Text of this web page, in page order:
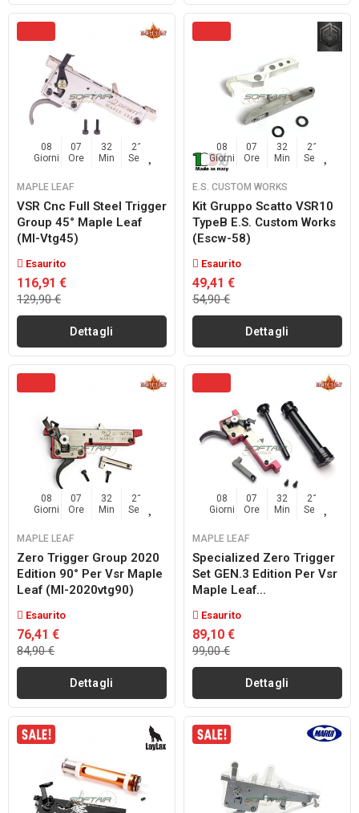
08
Giorni
07
Ore
32
Min
20
Sec
MAPLE LEAF
VSR Cnc Full Steel Trigger
Group 45° Maple Leaf
(ml-Vtg45)
Esaurito
116,91 €
129,90 €
Dettagli
08
Giorni
07
Ore
32
Min
20
Sec
E.S. CUSTOM WORKS
Kit Gruppo Scatto VSR10
TypeB E.s. Custom Works
(escw-58)
Esaurito
49,41 €
54,90 €
Dettagli
08
Giorni
07
Ore
32
Min
20
Sec
MAPLE LEAF
Zero Trigger Group 2020
Edition 90° Per Vsr Maple
Leaf (ml-2020vtg90)
Esaurito
76,41 €
84,90 €
Dettagli
08
Giorni
07
Ore
32
Min
20
Sec
MAPLE LEAF
Specialized Zero Trigger
Set GEN.3 Edition Per Vsr
Maple Leaf...
Esaurito
89,10 €
99,00 €
Dettagli